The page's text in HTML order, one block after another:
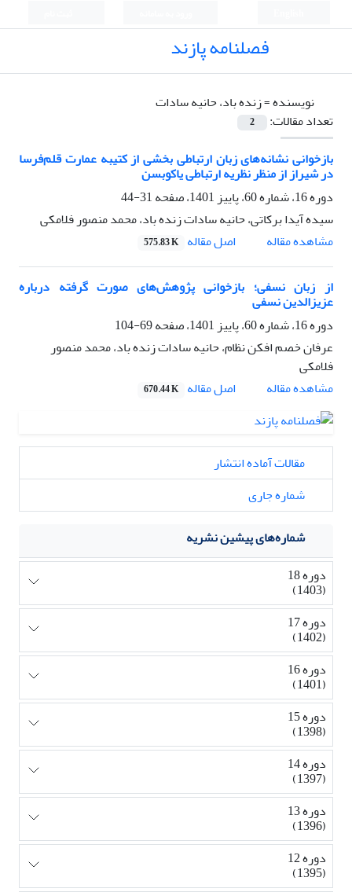
فصلنامه پازند
نویسنده =زنده باد، حانیه سادات
تعداد مقالات:
2
بازخوانی نشانه‌های زبان ارتباطی بخشی از کتیبه‌ عمارت قلم‌فرسا
در شیراز از منظر نظریه ارتباطی یاکوبسن
دوره 16، شماره 60، پاییز 1401، صفحه
31-44
سیده آیدا برکاتی، حانیه سادات زنده باد، محمد منصور فلامکی
مشاهده مقاله
اصل مقاله 575.83 K
از زبان نسفی؛ بازخوانی پژوهش‌های صورت گرفته درباره
عزیزالدین نسفی
دوره 16، شماره 60، پاییز 1401، صفحه
69-104
عرفان خصم افکن نظام، حانیه سادات زنده باد، محمد منصور
فلامکی
مشاهده مقاله
اصل مقاله 670.44 K
مقالات آماده انتشار
شماره جاری
شماره‌های پیشین نشریه
دوره 18
(1403)
دوره 17
(1402)
دوره 16
(1401)
دوره 15
(1398)
دوره 14
(1397)
دوره 13
(1396)
دوره 12
(1395)